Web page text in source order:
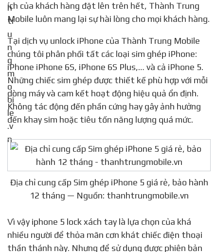
ích của khách hàng đặt lên trên hết, Thành Trung
Mobile luôn mang lại sự hài lòng cho mọi khách hàng.
Tại dịch vụ unlock iPhone của Thành Trung Mobile
chúng tôi phân phối tất các loại sim ghép iPhone:
iPhone iPhone 6S, iPhone 6S Plus,… và cả iPhone 5.
Những chiếc sim ghép được thiết kế phù hợp với mỗi
dòng máy và cam kết hoạt động hiệu quả ổn định.
Không tác động đến phần cứng hay gây ảnh hưởng
đến khay sim hoặc tiêu tốn năng lượng quá mức.
Địa chỉ cung cấp Sim ghép iPhone 5 giá rẻ, bảo hành
12 tháng — Nguồn: thanhtrungmobile.vn
Vì vậy iphone 5 lock xách tay là lựa chọn của khá
nhiều người để thỏa mãn cơn khát chiếc điện thoại
thần thánh này. Nhưng để sử dụng được phiên bản